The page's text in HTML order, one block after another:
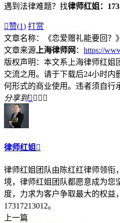
遇到法律难题？找律师红姐：
赞(1) 打赏
文章名称：《恋爱赠礼能要回？》
文章来源 上海律师网 ： https://
版权声明：本文系上海律师红姐
交流之用。请于下载后24小时内
何形式的商业使用。违者须自行
分享到   
律师红姐 
律师红姐团队由陈红红律师领衔
境，律师红姐团队都愿意成为您
度，力求为客户争取最大的权益
17317213012。
上一篇